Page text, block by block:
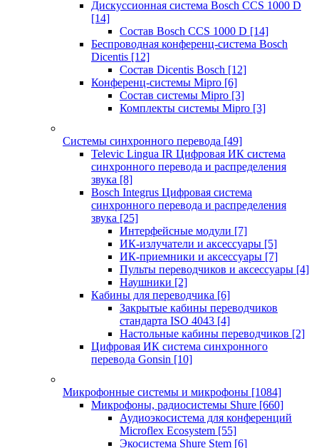
Дискуссионная система Bosch CCS 1000 D
[14]
Состав Bosch CCS 1000 D [14]
Беспроводная конференц-система Bosch
Dicentis [12]
Состав Dicentis Bosch [12]
Конференц-системы Mipro [6]
Состав системы Mipro [3]
Комплекты системы Mipro [3]
Системы синхронного перевода [49]
Televic Lingua IR Цифровая ИК система
синхронного перевода и распределения
звука [8]
Bosch Integrus Цифровая система
синхронного перевода и распределения
звука [25]
Интерфейсные модули [7]
ИК-излучатели и аксессуары [5]
ИК-приемники и аксессуары [7]
Пульты переводчиков и аксессуары [4]
Наушники [2]
Кабины для переводчика [6]
Закрытые кабины переводчиков
стандарта ISO 4043 [4]
Настольные кабины переводчиков [2]
Цифровая ИК система синхронного
перевода Gonsin [10]
Микрофонные системы и микрофоны [1084]
Микрофоны, радиосистемы Shure [660]
Аудиоэкосистема для конференций
Microflex Ecosystem [55]
Экосистема Shure Stem [6]